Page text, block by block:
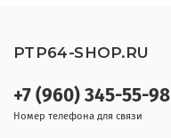
+7 (960) 345-55-98
Номер телефона для связи
PTP64-SHOP.RU